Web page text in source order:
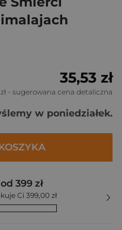
35,53 zł
- sugerowana cena detaliczna
w poniedziałek.
399 zł
Ci 399,00 zł